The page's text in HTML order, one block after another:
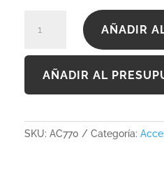
cantidad
AÑADIR
AÑADIR AL
SKU: AC770 Categoría: